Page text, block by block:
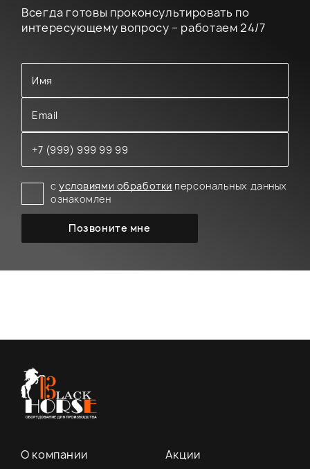
Всегда готовы проконсультировать по
интересующему вопросу – работаем 24/7
сусловиями обработки персональных данных
ознакомлен
О компании
Акции